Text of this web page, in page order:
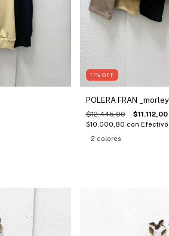
11% OFF
POLERA FRAN
$12.445,00 $11.112,00
$10.000,80 con
2 colores